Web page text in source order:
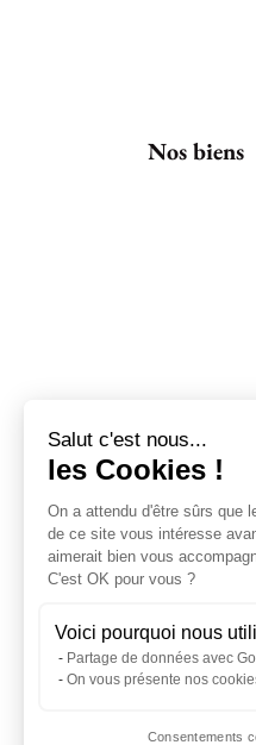
Nos biens
Salut c'est nous...
les Cookies !
On a attendu d'être sûrs que
de ce site vous intéresse
aimerait bien vous
C'est OK pour vous ?
Voici pourquoi nous
Partage de données avec
On vous présente nos
Consentements